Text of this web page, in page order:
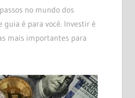
no mundo dos
guia é para você. Investir é
mais importantes para